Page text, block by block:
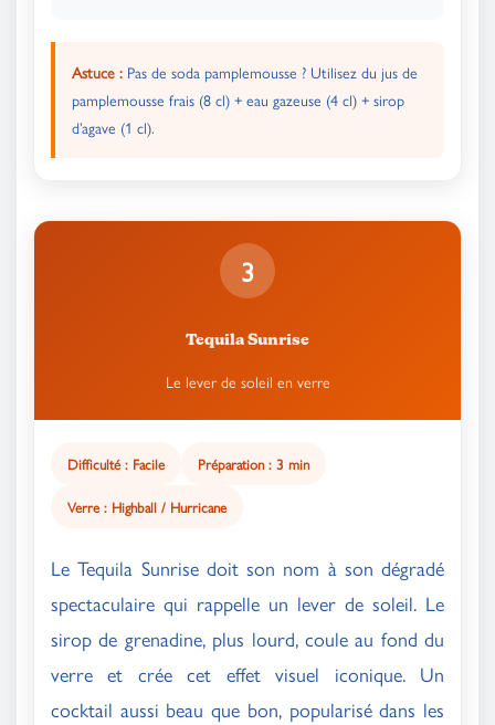
Astuce : Pas de soda pamplemousse ? Utilisez du jus de
pamplemousse frais (8 cl) + eau gazeuse (4 cl) + sirop
d’agave (1 cl).
3
Tequila Sunrise
Le lever de soleil en verre
Difficulté : Facile Préparation : 3 min
Verre : Highball / Hurricane
Le Tequila Sunrise doit son nom à son dégradé
spectaculaire qui rappelle un lever de soleil. Le
sirop de grenadine, plus lourd, coule au fond du
verre et crée cet effet visuel iconique. Un
cocktail aussi beau que bon, popularisé dans les